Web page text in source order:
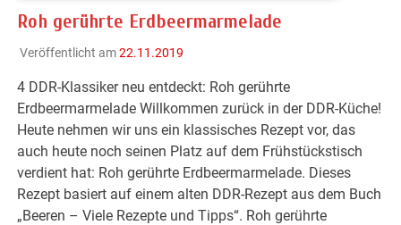
Roh gerührte Erdbeermarmelade
Veröffentlicht am22.11.2019
4 DDR-Klassiker neu entdeckt: Roh gerührte
Erdbeermarmelade Willkommen zurück in der DDR-Küche!
Heute nehmen wir uns ein klassisches Rezept vor, das
auch heute noch seinen Platz auf dem Frühstückstisch
verdient hat: Roh gerührte Erdbeermarmelade. Dieses
Rezept basiert auf einem alten DDR-Rezept aus dem Buch
„Beeren – Viele Rezepte und Tipps“. Roh gerührte